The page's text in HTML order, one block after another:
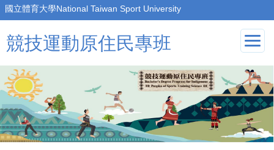
跳
到
主
要
容
區
競技運動原住民專班